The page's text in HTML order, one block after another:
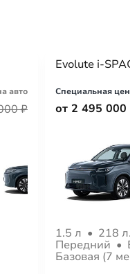
авто
₽
Evolute i-
Специальная цена
от 2 495 000
1.5 л • 218
Передний •
Базовая (7